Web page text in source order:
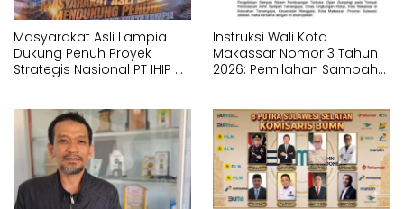
Masyarakat Asli Lampia
Dukung Penuh Proyek
Strategis Nasional PT IHIP di
Instruksi Wali Kota
Makassar Nomor 3 Tahun
2026: Pemilahan Sampah